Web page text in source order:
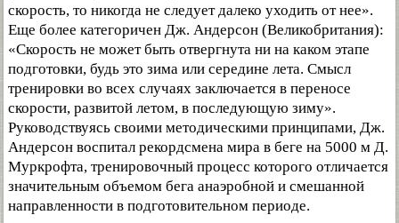
скорость, то никогда не следует далеко уходить от нее».
Еще более категоричен Дж. Андерсон (Великобритания):
«Скорость не может быть отвергнута ни на каком этапе
подготовки, будь это зима или середине лета. Смысл
тренировки во всех случаях заключается в переносе
скорости, развитой летом, в последующую зиму».
Руководствуясь своими методическими принципами, Дж.
Андерсон воспитал рекордсмена мира в беге на 5000 м Д.
Муркрофта, тренировочный процесс которого отличается
значительным объемом бега анаэробной и смешанной
направленности в подготовительном периоде.